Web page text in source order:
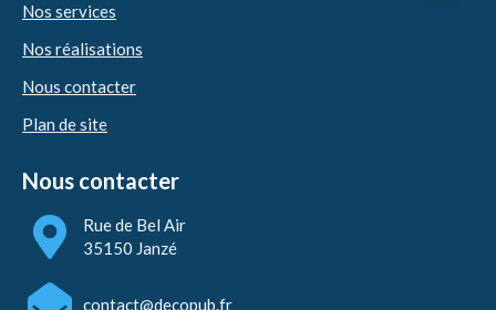
Nos services
Nos réalisations
Nous contacter
Plan de site
Nous contacter
Rue de Bel Air
35150 Janzé
contact@decopub.fr